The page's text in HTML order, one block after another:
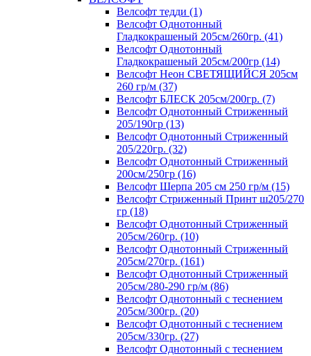
Велсофт тедди (1)
Велсофт Однотонный
Гладкокрашеный 205см/260гр. (41)
Велсофт Однотонный
Гладкокрашеный 205см/200гр (14)
Велсофт Неон СВЕТЯЩИЙСЯ 205см
260 гр/м (37)
Велсофт БЛЕСК 205см/200гр. (7)
Велсофт Однотонный Стриженный
205/190гр (13)
Велсофт Однотонный Стриженный
205/220гр. (32)
Велсофт Однотонный Стриженный
200см/250гр (16)
Велсофт Шерпа 205 см 250 гр/м (15)
Велсофт Стриженный Принт ш205/270
гр (18)
Велсофт Однотонный Стриженный
205см/260гр. (10)
Велсофт Однотонный Стриженный
205см/270гр. (161)
Велсофт Однотонный Стриженный
205см/280-290 гр/м (86)
Велсофт Однотонный с теснением
205см/300гр. (20)
Велсофт Однотонный с теснением
205см/330гр. (27)
Велсофт Однотонный с теснением